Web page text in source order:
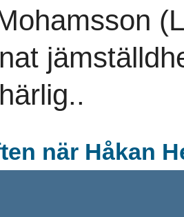
när Håkan